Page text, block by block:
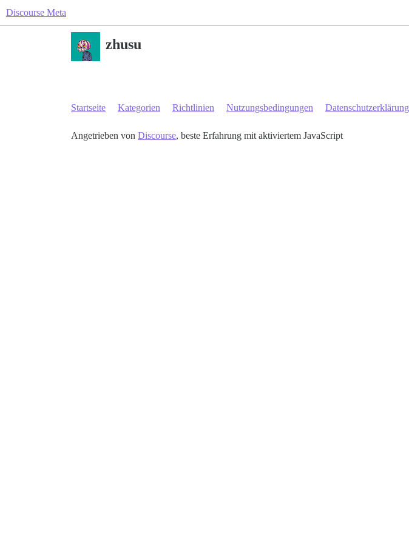
Discourse Meta
zhusu
Startseite Kategorien Richtlinien Nutzungsbedingungen Datenschutzerklärung
Angetrieben von Discourse, beste Erfahrung mit aktiviertem JavaScript